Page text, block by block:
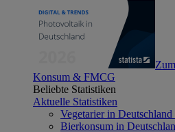
Konsum & FMCG
Beliebte Statistiken
Aktuelle Statistiken
Vegetarier in
Bierkonsum in